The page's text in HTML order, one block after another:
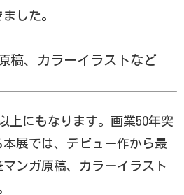
した。
稿、カラーイラストなど
上にもなります。画業50年突
展では、デビュー作から最
ンガ原稿、カラーイラスト